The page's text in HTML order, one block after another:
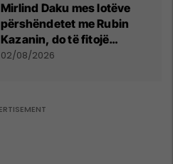
Mirlind Daku mes lotëve
përshëndetet me Rubin
Kazanin, do të fitojë
miliona te Spartak Moska
02/08/2026